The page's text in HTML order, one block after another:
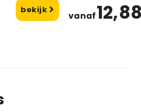
bekijk
vanaf